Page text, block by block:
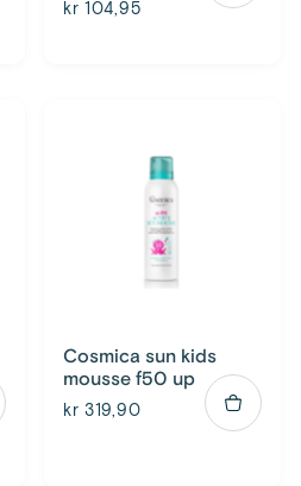
kr 104,95
Cosmica sun kids
mousse f50 up
kr 319,90